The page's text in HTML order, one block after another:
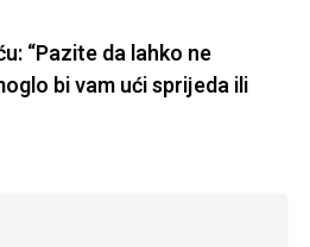
“Pazite da lahko ne
bi vam ući sprijeda ili